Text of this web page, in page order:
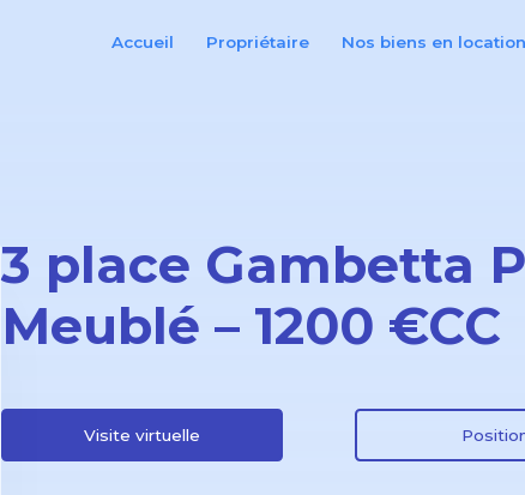
Accueil Propriétaire Nos biens en location
3 place Gambetta
Meublé – 1200 €CC
Visite virtuelle